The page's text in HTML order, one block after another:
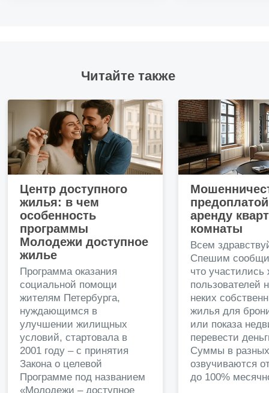
Читайте также
Центр доступного
жилья: в чем
особенность
программы
Молодежи доступное
жилье
Программа оказания
социальной помощи
жителям Петербурга,
нуждающимся в
улучшении жилищных
условий, стартовала в
2001 году – с принятия
Закона о целевой
Программе под названием
«Молодежи – доступное
аренду
комнаты
Всем
Спешим
что
пользователей
неких
жилья для
или показа
перевести
Суммы в
озвучиваются
до 100%